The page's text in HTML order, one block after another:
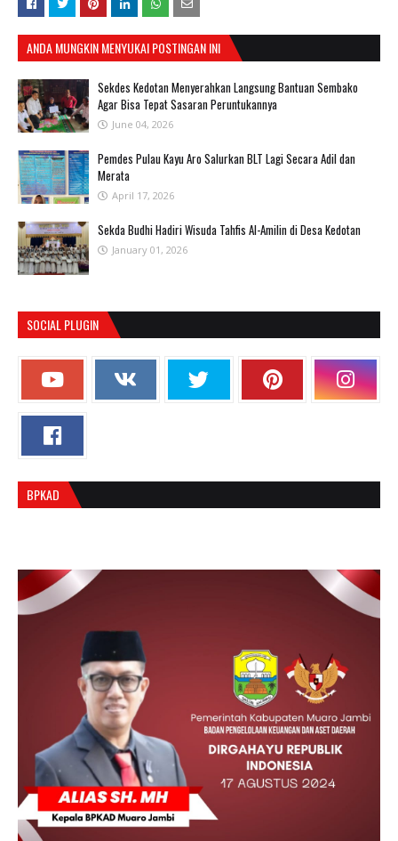
ANDA MUNGKIN MENYUKAI POSTINGAN INI
Sekdes Kedotan Menyerahkan Langsung Bantuan Sembako
Agar Bisa Tepat Sasaran Peruntukannya
June 04, 2026
Pemdes Pulau Kayu Aro Salurkan BLT Lagi Secara Adil dan
Merata
April 17, 2026
Sekda Budhi Hadiri Wisuda Tahfis Al-Amilin di Desa Kedotan
January 01, 2026
SOCIAL PLUGIN
BPKAD